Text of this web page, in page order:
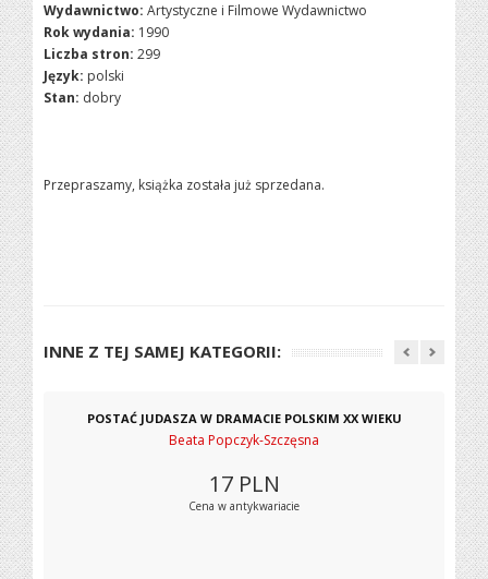
Wydawnictwo: Artystyczne i Filmowe Wydawnictwo
Rok wydania: 1990
Liczba stron: 299
Język: polski
Stan: dobry
Przepraszamy, książka została już sprzedana.
INNE Z TEJ SAMEJ KATEGORII:
POSTAĆ JUDASZA W DRAMACIE POLSKIM XX WIEKU
Beata Popczyk-Szczęsna
17 PLN
Cena w antykwariacie